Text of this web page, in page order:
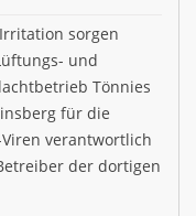
sorgen
und
Tönnies
für die
verantwortlich
der dortigen